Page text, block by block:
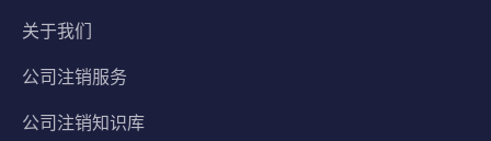
关于我们
公司注销服务
公司注销知识库